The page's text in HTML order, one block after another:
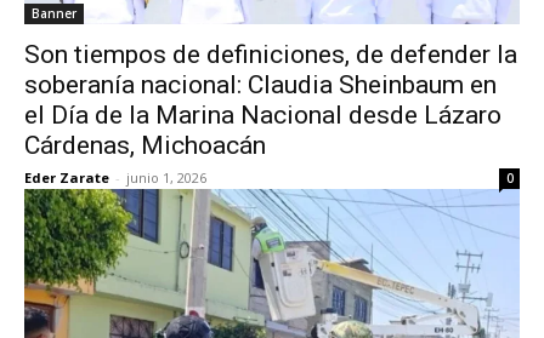
Banner
Son tiempos de definiciones, de defender la
soberanía nacional: Claudia Sheinbaum en
el Día de la Marina Nacional desde Lázaro
Cárdenas, Michoacán
Eder Zarate - junio 1, 2026 0